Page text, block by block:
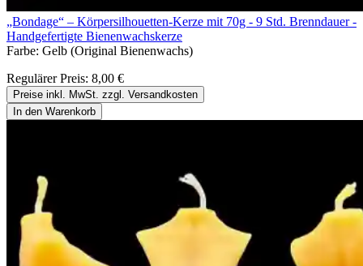
„Bondage“ – Körpersilhouetten-Kerze mit 70g - 9 Std. Brenndauer -
Handgefertigte Bienenwachskerze
Farbe: Gelb (Original Bienenwachs)
Regulärer Preis: 8,00 €
Preise inkl. MwSt. zzgl. Versandkosten
In den Warenkorb